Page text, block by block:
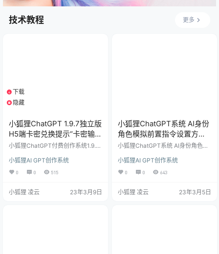
技术教程 更多
下载
隐藏
小狐狸ChatGPT 1.9.7独立版
H5端卡密兑换提示“卡密输入
有误 ”解决办法
小狐狸ChatGPT付费创作系统1.9.7
端和小程序端无法兑换，一直提示
“卡密输入有误 ”，该功能上几版都
正常，应该是官方升级后本身有BU
处理。具体操作如下： H5端 找到目
小狐狸AI GPT创作系统
0 0 515
小狐狸 凌云 23年3月9日
小狐狸ChatGPT系统 AI身份
角色模拟前置指令设置方法
参照模板
小狐狸ChatGPT系统 AI身份角色模
狸ChatGPT系统新版功能新增AI身
份角色模拟后，很多会员不会设置AI
身份角色模拟前置指令，今天参考
大家分享一下。 具体参照下面模板
小狐狸AI GPT创作系统
0 0 643
小狐狸 凌云 23年3月5日